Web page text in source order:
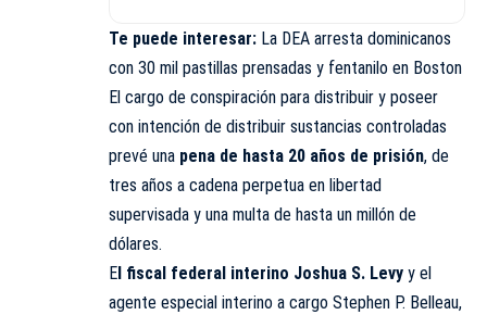
Te puede interesar: La DEA arresta dominicanos
con 30 mil pastillas prensadas y fentanilo en Boston
El cargo de conspiración para distribuir y poseer
con intención de distribuir sustancias controladas
prevé una pena de hasta 20 años de prisión, de
tres años a cadena perpetua en libertad
supervisada y una multa de hasta un millón de
dólares.
E l fiscal federal interino Joshua S. Levy y el
agente especial interino a cargo Stephen P. Belleau,